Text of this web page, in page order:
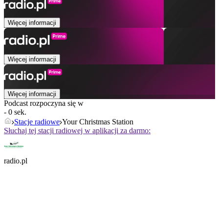
Więcej informacji
Więcej informacji
Więcej informacji
Podcast rozpoczyna się w
- 0 sek.
Stacje radiowe Your Christmas Station
Słuchaj tej stacji radiowej w aplikacji za darmo:
radio.pl